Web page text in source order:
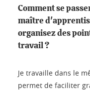
Comment se
maître
organisez des
travail ?
Je travaille dans le
permet de faciliter